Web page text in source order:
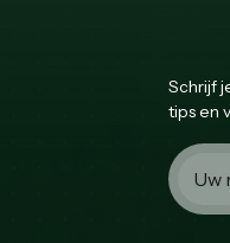
Schrijf
tips en